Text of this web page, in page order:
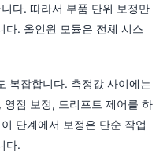
다. 따라서 부품 단위 보정만
다. 올인원 모듈은 전체 시스
복잡합니다. 측정값 사이에는
점 보정, 드리프트 제어를 하
단계에서 보정은 단순 작업
다.